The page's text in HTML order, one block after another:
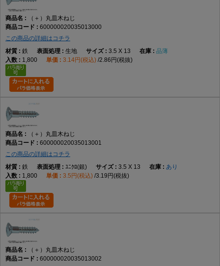
（＋）丸皿木ねじ
600000020035013000
この商品の詳細はコチラ
鉄
生地 3.5 X 13
品薄
1,800
3.14円(税込) 2.86円(税抜)
（＋）丸皿木ねじ
600000020035013001
この商品の詳細はコチラ
鉄
ﾕﾆｸﾛ(銀) 3.5 X 13
あり
1,800
3.5円(税込) 3.19円(税抜)
（＋）丸皿木ねじ
600000020035013002